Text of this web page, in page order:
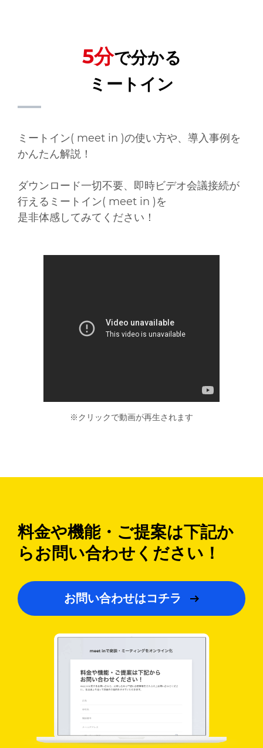
5分で分かる
ミートイン
ミートイン( meet in )の使い方や、導入事例を
かんたん解説！
ダウンロード一切不要、即時ビデオ会議接続が
行えるミートイン( meet in )を
是非体感してみてください！
※クリックで動画が再生されます
料金や機能・ご提案は下記か
らお問い合わせください！
お問い合わせはコチラ